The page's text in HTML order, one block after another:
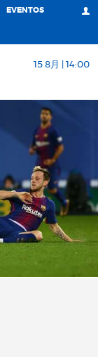
EVENTOS
15 8月 | 14:00